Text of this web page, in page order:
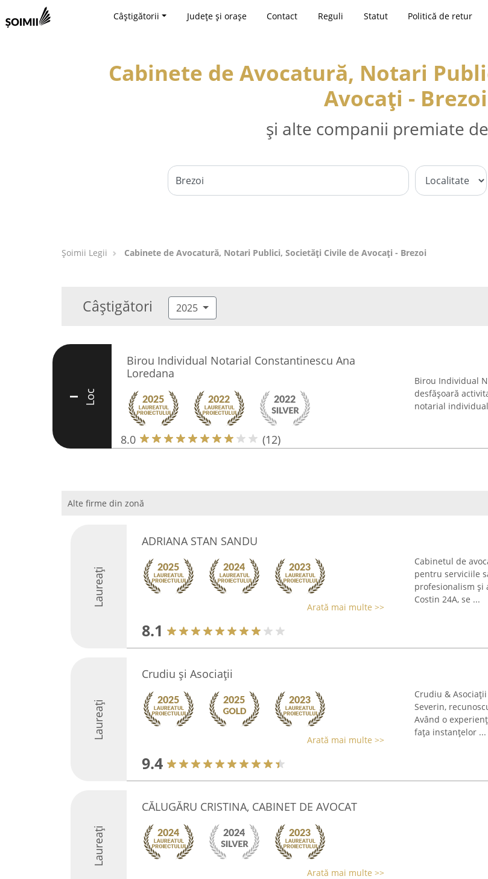
Câștigătorii Județe și orașe Contact Reguli Statut Politică de retur
Cabinete de Avocatură, Notari
Avocați - Brezoi
și alte companii premiate
Șoimii Legii Cabinete de Avocatură, Notari Publici, Societăți Civile de Avocați - Brezoi
Câștigători 2025
I Loc
Birou Individual Notarial Constantinescu Ana
Loredana
8.0 (12)
Birou Individual
desfășoară
notarial
Alte firme din zonă
Laureați
ADRIANA STAN SANDU
Arată mai multe >>
8.1
Cabinetul de
pentru serviciile
profesionalism și
Costin 24A, se ...
Laureați
Crudiu și Asociații
Arată mai multe >>
9.4
Crudiu &
Severin,
Având o
fața instanțelor ...
Laureați
CĂLUGĂRU CRISTINA, CABINET DE AVOCAT
Arată mai multe >>